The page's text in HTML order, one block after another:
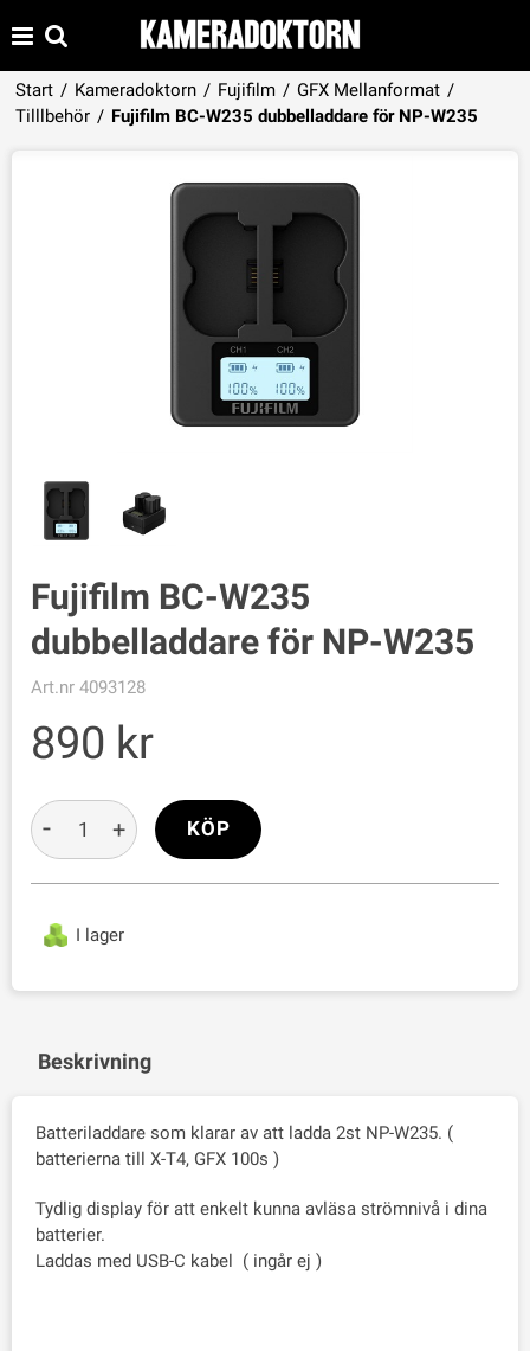
Start / Kameradoktorn / Fujifilm / GFX Mellanformat /
Tilllbehör / Fujifilm BC-W235 dubbelladdare för NP-W235
Produkten har lagts i din varukorg
Fujifilm BC-W235
dubbelladdare för NP-W235
Art.nr 4093128
890
I lager
- + KÖP
Beskrivning
Batteriladdare som klarar av att ladda 2st NP-W235. (
batterierna till X-T4, GFX 100s )
Tydlig display för att enkelt kunna avläsa strömnivå i dina
batterier.
Laddas med USB-C kabel ( ingår ej )